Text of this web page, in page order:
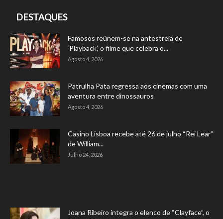
DESTAQUES
Famosos reúnem-se na antestreia de
‘Playback’, o filme que celebra o...
Agosto 4, 2026
Patrulha Pata regressa aos cinemas com uma
aventura entre dinossauros
Agosto 4, 2026
Casino Lisboa recebe até 26 de julho “Rei Lear”
de William...
Julho 24, 2026
Joana Ribeiro integra o elenco de “Clayface”, o